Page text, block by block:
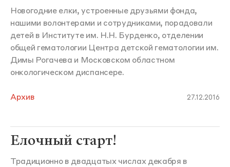
Новогодние елки, устроенные друзьями фонда,
нашими волонтерами и сотрудниками, порадовали
детей в Институте им. Н.Н. Бурденко, отделении
общей гематологии Центра детской гематологии им.
Димы Рогачева и Московском областном
онкологическом диспансере.
Архив 27.12.2016
Елочный старт!
Традиционно в двадцатых числах декабря в